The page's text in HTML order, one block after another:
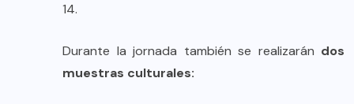
14.
Durante la jornada también se realizarán dos
muestras culturales: